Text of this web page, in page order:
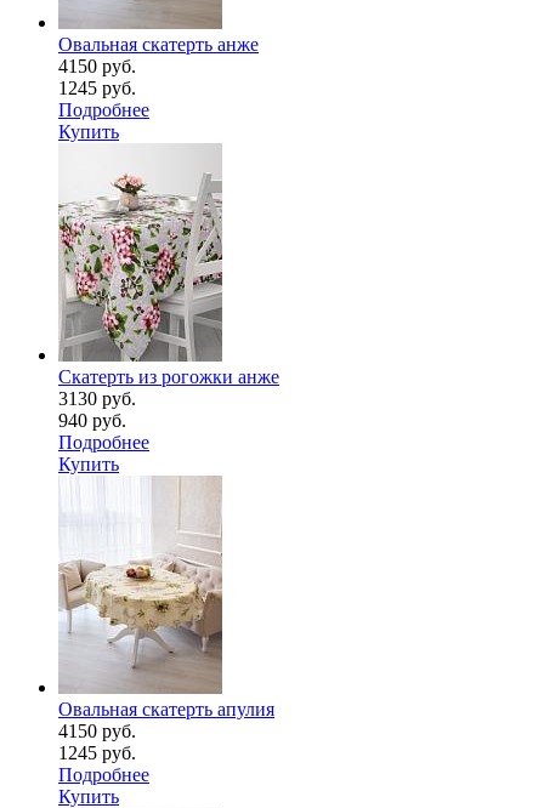
Овальная скатерть анже
4150 руб.
1245 руб.
Подробнее
Купить
Скатерть из рогожки анже
3130 руб.
940 руб.
Подробнее
Купить
Овальная скатерть апулия
4150 руб.
1245 руб.
Подробнее
Купить